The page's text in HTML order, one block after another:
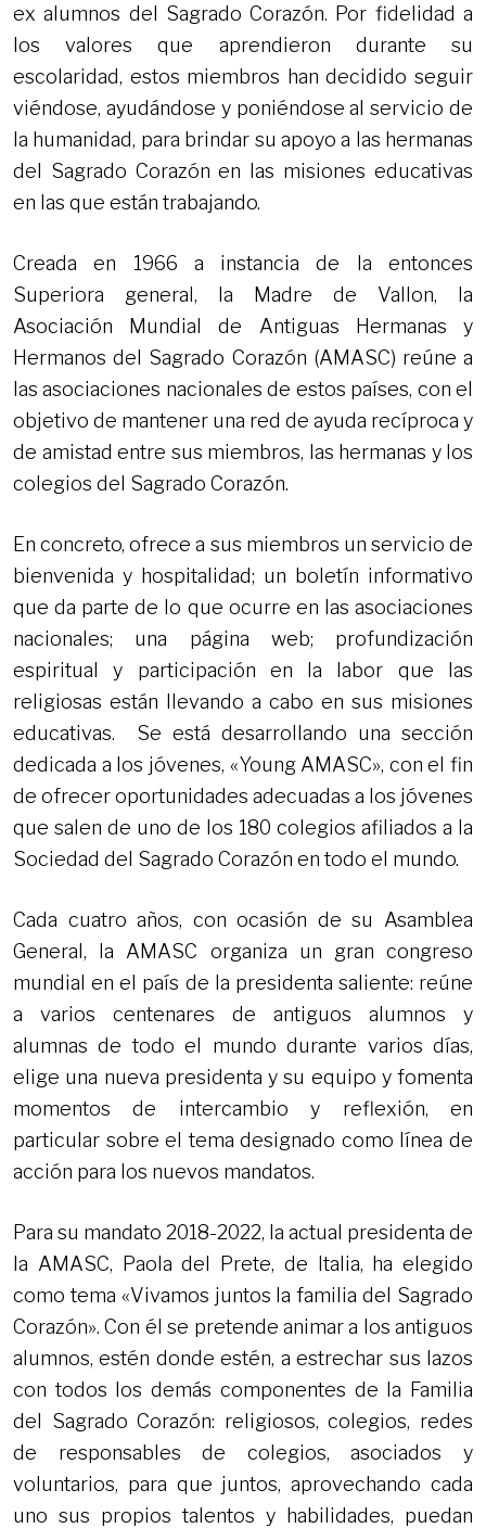
ex alumnos del Sagrado Corazón. Por fidelidad a
los valores que aprendieron durante su
escolaridad, estos miembros han decidido seguir
viéndose, ayudándose y poniéndose al servicio de
la humanidad, para brindar su apoyo a las hermanas
del Sagrado Corazón en las misiones educativas
en las que están trabajando.
Creada en 1966 a instancia de la entonces
Superiora general, la Madre de Vallon, la
Asociación Mundial de Antiguas Hermanas y
Hermanos del Sagrado Corazón (AMASC) reúne a
las asociaciones nacionales de estos países, con el
objetivo de mantener una red de ayuda recíproca y
de amistad entre sus miembros, las hermanas y los
colegios del Sagrado Corazón.
En concreto, ofrece a sus miembros un servicio de
bienvenida y hospitalidad; un boletín informativo
que da parte de lo que ocurre en las asociaciones
nacionales; una página web; profundización
espiritual y participación en la labor que las
religiosas están llevando a cabo en sus misiones
educativas. Se está desarrollando una sección
dedicada a los jóvenes, «Young AMASC», con el fin
de ofrecer oportunidades adecuadas a los jóvenes
que salen de uno de los 180 colegios afiliados a la
Sociedad del Sagrado Corazón en todo el mundo.
Cada cuatro años, con ocasión de su Asamblea
General, la AMASC organiza un gran congreso
mundial en el país de la presidenta saliente: reúne
a varios centenares de antiguos alumnos y
alumnas de todo el mundo durante varios días,
elige una nueva presidenta y su equipo y fomenta
momentos de intercambio y reflexión, en
particular sobre el tema designado como línea de
acción para los nuevos mandatos.
Para su mandato 2018-2022, la actual presidenta de
la AMASC, Paola del Prete, de Italia, ha elegido
como tema «Vivamos juntos la familia del Sagrado
Corazón». Con él se pretende animar a los antiguos
alumnos, estén donde estén, a estrechar sus lazos
con todos los demás componentes de la Familia
del Sagrado Corazón: religiosos, colegios, redes
de responsables de colegios, asociados y
voluntarios, para que juntos, aprovechando cada
uno sus propios talentos y habilidades, puedan